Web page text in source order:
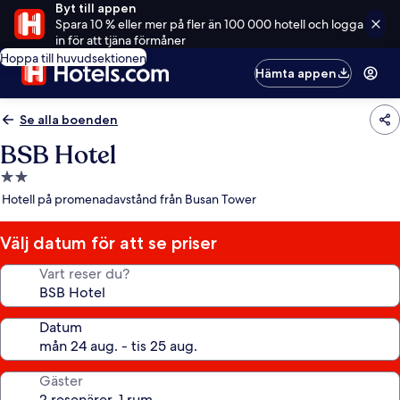
Byt till appen
Spara 10 % eller mer på fler än 100 000 hotell och logga
in för att tjäna förmåner
Hoppa till huvudsektionen
Hämta appen
Se alla boenden
BSB Hotel
2.0-
stjärnigt
Hotell på promenadavstånd från Busan Tower
Välj datum för att se priser
Vart reser du?
Datum
Gäster